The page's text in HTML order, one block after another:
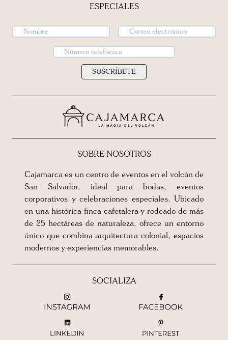
ESPECIALES
SUSCRÍBETE
SOBRE NOSOTROS
Cajamarca es un centro de eventos en el volcán de
San Salvador, ideal para bodas, eventos
corporativos y celebraciones especiales. Ubicado
en una histórica finca cafetalera y rodeado de más
de 25 hectáreas de naturaleza, ofrece un entorno
único que combina arquitectura colonial, espacios
modernos y experiencias memorables.
SOCIALIZA